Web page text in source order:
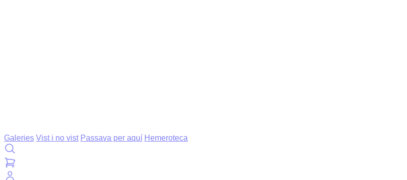
Galeries Vist i no vist Passava per aquí Hemeroteca